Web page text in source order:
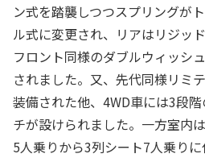
ン式を踏襲しつつスプリングが
ル式に変更され、リアはリジッ
フロント同様のダブルウィッシ
されました。又、先代同様リミ
装備された他、4WD車には3段
チが設けられました。一方室内
5人乗りから3列シート7人乗りに